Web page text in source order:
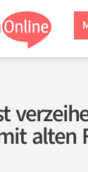
alten